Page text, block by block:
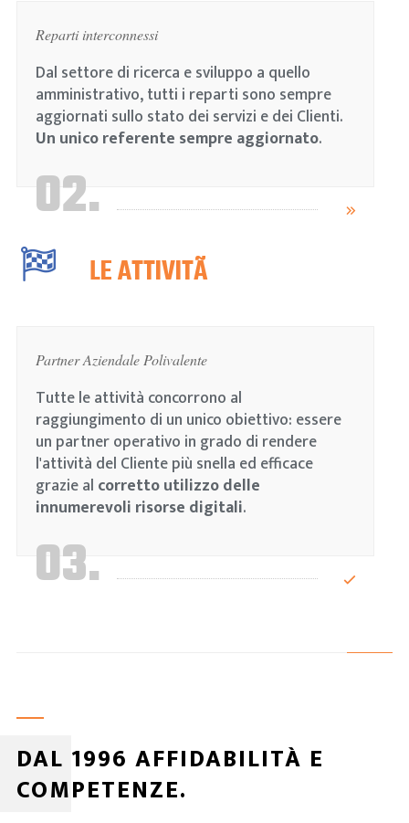
Reparti interconnessi
Dal settore di ricerca e sviluppo a quello
amministrativo, tutti i reparti sono sempre
aggiornati sullo stato dei servizi e dei Clienti.
Un unico referente sempre aggiornato.
02.
LE ATTIVITÃ
Partner Aziendale Polivalente
Tutte le attività concorrono al
raggiungimento di un unico obiettivo: essere
un partner operativo in grado di rendere
l'attività del Cliente più snella ed efficace
grazie al corretto utilizzo delle
innumerevoli risorse digitali.
03.
DAL 1996 AFFIDABILITÀ E
COMPETENZE.